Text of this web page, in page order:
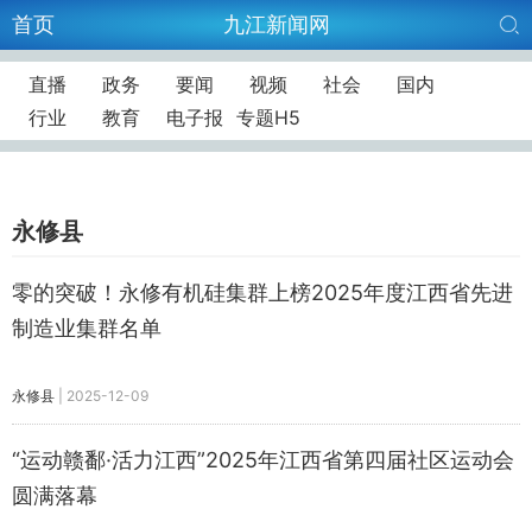
首页 九江新闻网
直播 政务 要闻 视频 社会
国内
行业
教育 电子报 专题H5
永修县
零的突破！永修有机硅集群上榜2025年度江西省先进
制造业集群名单
永修县 2025-12-09
“运动赣鄱·活力江西”2025年江西省第四届社区运动会
圆满落幕